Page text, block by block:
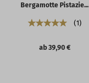
Bergamotte Pistazie...
1
ab 39,90 €